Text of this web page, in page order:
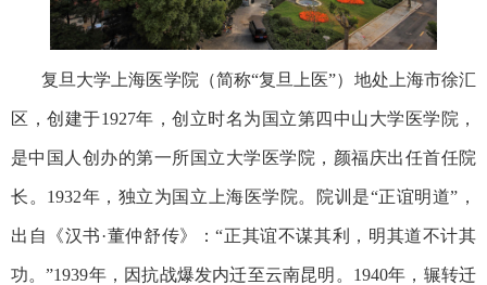
复旦大学上海医学院（简称“复旦上医”）地处上海市徐汇
区，创建于1927年，创立时名为国立第四中山大学医学院，
是中国人创办的第一所国立大学医学院，颜福庆出任首任院
长。1932年，独立为国立上海医学院。院训是“正谊明道”，
出自《汉书·董仲舒传》：“正其谊不谋其利，明其道不计其
功。”1939年，因抗战爆发内迁至云南昆明。1940年，辗转迁